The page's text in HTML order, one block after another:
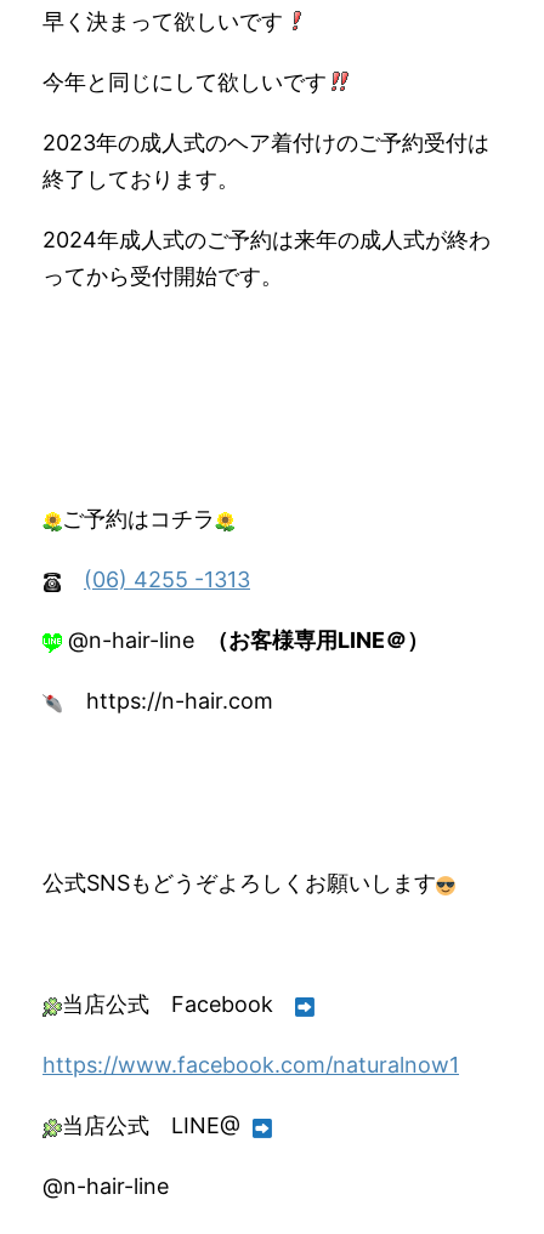
早く決まって欲しいです
今年と同じにして欲しいです
2023年の成人式のヘア着付けのご予約受付は
終了しております。
2024年成人式のご予約は来年の成人式が終わ
ってから受付開始です。
ご予約はコチラ
(06) 4255 -1313
@n-hair-line （お客様専用LINE＠）
https://n-hair.com
公式SNSもどうぞよろしくお願いします
当店公式 Facebook
https://www.facebook.com/naturalnow1
当店公式 LINE@
@n-hair-line